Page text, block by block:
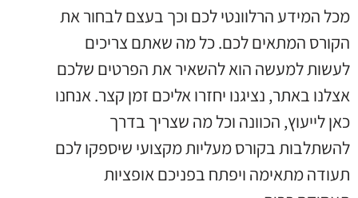
מכל המידע הרלוונטי לכם וכך בעצם לבחור את
הקורס המתאים לכם. כל מה שאתם צריכים
לעשות למעשה הוא להשאיר את הפרטים שלכם
אצלנו באתר, נציגנו יחזרו אליכם זמן קצר. אנחנו
כאן לייעוץ, הכוונה וכל מה שצריך בדרך
להשתלבות בקורס מעליות מקצועי שיספקו לכם
תעודה מתאימה ויפתח בפניכם אופציות